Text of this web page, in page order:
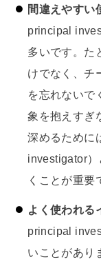
間違えやすい
principal
多いです。た
けでなく、チ
を忘れないで
象を抱えすぎ
深めるために
investigator）
くことが重要
よく使われる
principal
いことがあり